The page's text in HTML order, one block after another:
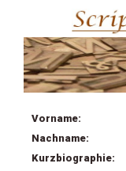
Vorname:
Nachname:
Kurzbiographie: